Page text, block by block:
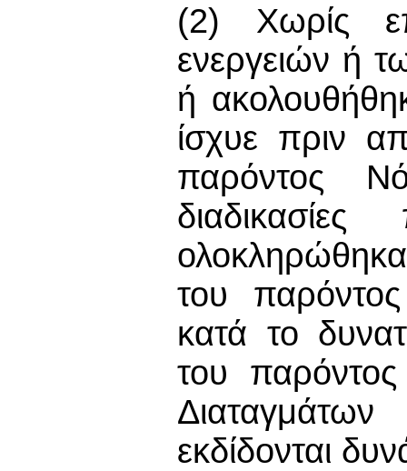
(2) Χωρίς
ενεργειών ή
ή
ίσχυε πριν
παρόντος
του
κατά το
του
εκδίδονται